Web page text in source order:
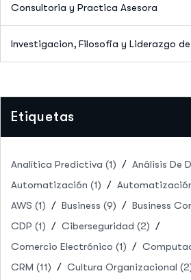
Consultoria y Practica Asesora
Investigacion, Filosofia y Liderazgo
Etiquetas
Analítica Predictiva (1) Análisis De
Automatización (1)
AWS (1) Business (9) Business
CDP (1) Ciberseguridad (2)
Comercio Electrónico (1)
CRM (11) Cultura Organizacional